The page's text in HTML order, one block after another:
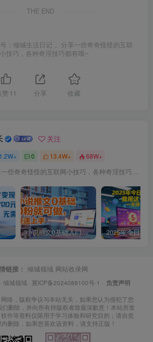
THE END
：倾城生活日记 。分享一些奇奇怪怪的互联
技巧，各种奇淫技巧都有哦~
赞 11 分享 收藏
关注
1.2W+ 0 13.4W+ 68W+
分享一些奇奇怪怪的互联网小技巧，各种奇淫技巧都在本站。
人单日收益可达1.7k，全自动成交无需维护 小说推文0基础入门教程，0粉就可做，快速上手
链接： 倾城领域 网站收录网
倾城领域 · 冀ICP备2024088100号-1 · 负责声明
络，版权争议与本站无关，如果您认为侵犯了您
删除，并向所有持版权者致最深歉意！本站所发
件等资料仅限用于学习体验和研究目的；请自觉
删除，如果您喜欢该资料，请支持正版！